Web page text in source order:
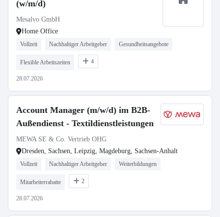
(w/m/d)
Mesalvo GmbH
Home Office
Vollzeit Nachhaltiger Arbeitgeber Gesundheitsangebote
Flexible Arbeitszeiten 4
28.07.2026
Account Manager (m/w/d) im B2B-
Außendienst - Textildienstleistungen
MEWA SE & Co. Vertrieb OHG
Dresden, Sachsen, Leipzig, Magdeburg, Sachsen-Anhalt
Vollzeit Nachhaltiger Arbeitgeber Weiterbildungen
Mitarbeiterrabatte 2
28.07.2026